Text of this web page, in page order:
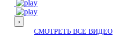
›
СМОТРЕТЬ ВСЕ ВИДЕО